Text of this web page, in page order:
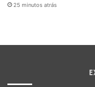
25 minutos atrás